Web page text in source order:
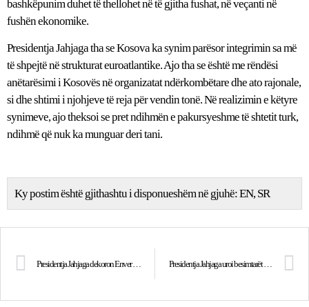
bashkëpunim duhet të thellohet në të gjitha fushat, në veçanti në
fushën ekonomike.
Presidentja Jahjaga tha se Kosova ka synim parësor integrimin sa më
të shpejtë në strukturat euroatlantike. Ajo tha se është me rëndësi
anëtarësimi i Kosovës në organizatat ndërkombëtare dhe ato rajonale,
si dhe shtimi i njohjeve të reja për vendin tonë. Në realizimin e këtyre
synimeve, ajo theksoi se pret ndihmën e pakursyeshme të shtetit turk,
ndihmë që nuk ka munguar deri tani.
Ky postim është gjithashtu i disponueshëm në gjuhë:EN SR
Presidentja Jahjaga dekoron Enver Zymberin me Urdhrin “Hero i Kosovës” Presidentja Jahjaga uroi besimtarët myslimanë me rastin e fillimit të muajit të Ramazanit